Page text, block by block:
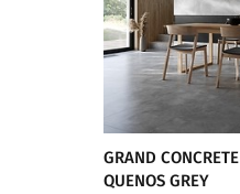
GRAND CONCRETE
QUENOS GREY